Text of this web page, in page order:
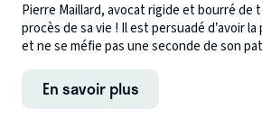
Pierre Maillard, avocat rigide et bourré de
procès de sa vie ! Il est persuadé d’avoir
et ne se méfie pas une seconde de son
En savoir plus